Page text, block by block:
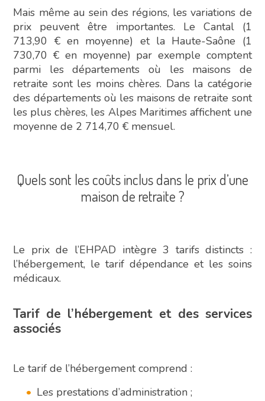
Mais même au sein des régions, les variations de
prix peuvent être importantes. Le Cantal (1
713,90 € en moyenne) et la Haute-Saône (1
730,70 € en moyenne) par exemple comptent
parmi les départements où les maisons de
retraite sont les moins chères. Dans la catégorie
des départements où les maisons de retraite sont
les plus chères, les Alpes Maritimes affichent une
moyenne de 2 714,70 € mensuel.
Quels sont les coûts inclus dans le prix d’une
maison de retraite ?
Le prix de l’EHPAD intègre 3 tarifs distincts :
l’hébergement, le tarif dépendance et les soins
médicaux.
Tarif de l’hébergement et des services
associés
Le tarif de l’hébergement comprend :
Les prestations d’administration ;